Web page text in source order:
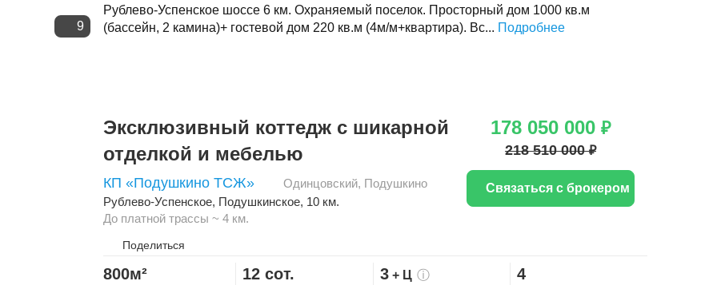
9
Рублево-Успенское шоссе 6 км. Охраняемый поселок. Просторный дом 1000 кв.м
(бассейн, 2 камина)+ гостевой дом 220 кв.м (4м/м+квартира). Вс... Подробнее
Эксклюзивный коттедж с шикарной
отделкой и мебелью
КП «Подушкино ТСЖ» Одинцовский, Подушкино
Рублево-Успенское, Подушкинское, 10 км.
До платной трассы ~ 4 км.
Поделиться
800м² 12 сот. 3+ Ц ⓘ 4
178 050 000 ₽
218 510 000 ₽
Связаться с брокером